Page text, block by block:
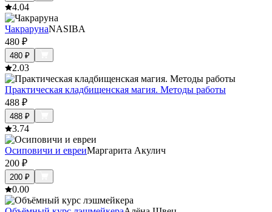
4.04
ЧакрарунаNASIBA
480 ₽
480 ₽
2.03
Практическая кладбищенская магия. Методы работы
488 ₽
488 ₽
3.74
Осиповичи и евреиМаргарита Акулич
200 ₽
200 ₽
0.00